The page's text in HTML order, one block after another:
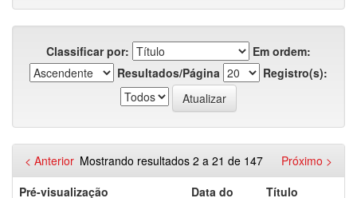
Classificar por:
Em ordem:
Resultados/Página
Registro(s):
Mostrando resultados 2 a 21 de 147
< Anterior
Próximo >
Pré-visualização
Data do
Título